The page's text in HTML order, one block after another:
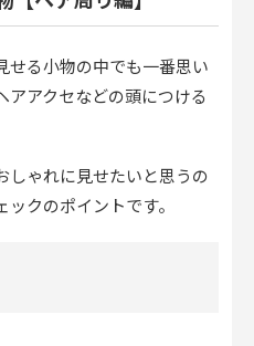
せる小物の中でも一番思い
アクセなどの頭につける
しゃれに見せたいと思うの
クのポイントです。